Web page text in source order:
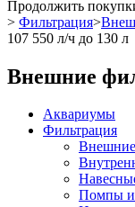
Продолжить
> Фильтрация>
107 550 л/ч до 130 л
Внешние
Аквариумы
Фильтрация
Помпы и